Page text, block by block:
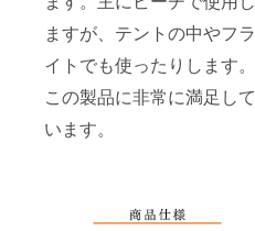
ますが、テントの中やフラ
イトでも使ったりします。
この製品に非常に満足して
います。